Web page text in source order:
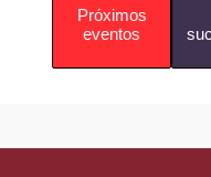
Próximos
eventos